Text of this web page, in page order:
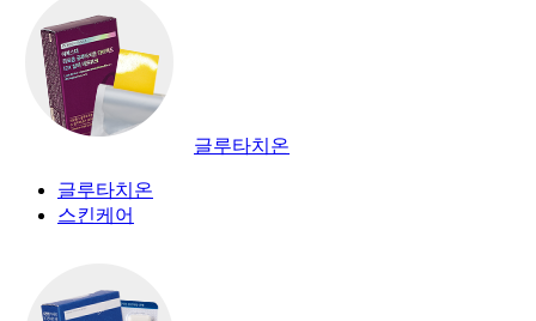
글루타치온
글루타치온
스킨케어